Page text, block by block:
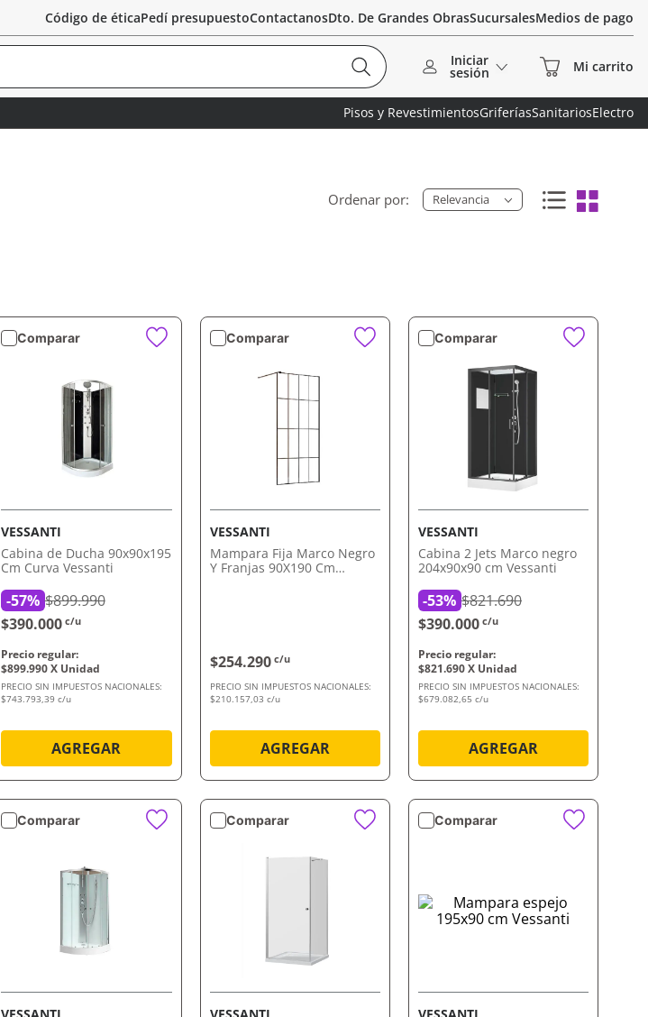
Código de éticaPedí presupuestoContactanosDto. De Grandes ObrasSucursalesMedios de pago
Iniciar
sesión
Pisos y RevestimientosGriferíasSanitariosElectro
Relevancia
Comparar
VISTA RÁPIDA
VESSANTI
Cabina de Ducha 90x90x195
Cm Curva Vessanti
-57% $899.990
$390.000 c/u
$899.990
PRECIO SIN IMPUESTOS NACIONALES:
$743.793,39 c/u
AGREGAR
Comparar
VISTA RÁPIDA
VESSANTI
Mampara Fija Marco Negro
Y Franjas 90X190 Cm
$254.290 c/u
PRECIO SIN IMPUESTOS NACIONALES:
$210.157,03 c/u
AGREGAR
Comparar
VISTA RÁPIDA
VESSANTI
Cabina 2 Jets Marco negro
204x90x90 cm Vessanti
-53% $821.690
$390.000 c/u
$821.690
PRECIO SIN IMPUESTOS NACIONALES:
$679.082,65 c/u
AGREGAR
Comparar Comparar
VISTA RÁPIDA
Comparar